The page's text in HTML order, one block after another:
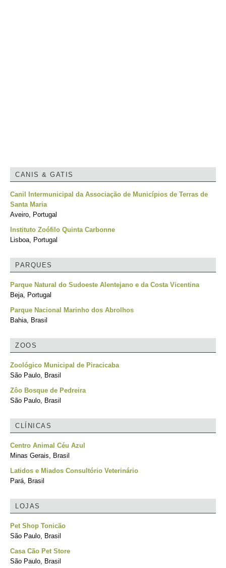
CANIS & GATIS
Canil Intermunicipal da Associação de Municípios de Terras de
Santa Maria
Aveiro, Portugal
Instituto Zoófilo Quinta Carbonne
Lisboa, Portugal
PARQUES
Parque Natural do Sudoeste Alentejano e da Costa Vicentina
Beja, Portugal
Parque Nacional Marinho dos Abrolhos
Bahia, Brasil
ZOOS
Zoológico Municipal de Piracicaba
São Paulo, Brasil
Zôo Bosque de Pedreira
São Paulo, Brasil
CLÍNICAS
Centro Animal Céu Azul
Minas Gerais, Brasil
Latidos e Miados Consultório Veterinário
Pará, Brasil
LOJAS
Pet Shop Tonicão
São Paulo, Brasil
Casa Cão Pet Store
São Paulo, Brasil